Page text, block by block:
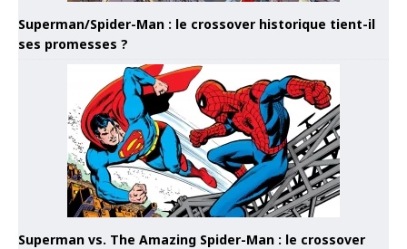
Superman/Spider-Man : le crossover historique tient-il
ses promesses ?
Superman vs. The Amazing Spider-Man : le crossover